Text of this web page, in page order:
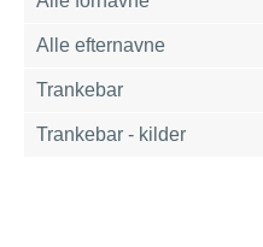
Alle efternavne
Trankebar
Trankebar - kilder